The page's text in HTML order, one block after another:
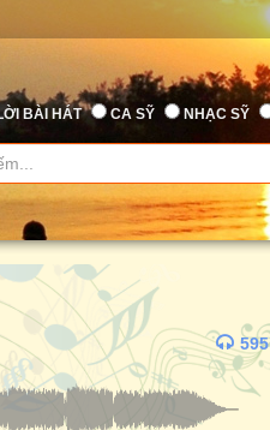
BÀI HÁT CA SỸ NHẠC SỸ
595